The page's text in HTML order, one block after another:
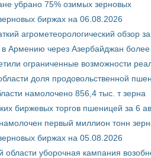
убрано 75% озимых зерновых
биржах на 06.08.2026
агрометеорологический обзор
Армению через Азербайджан более
ограниченные возможности
доля продовольственной
намолочено 856,4 тыс. т зерна
биржевых торгов пшеницей за 6
первый миллион тонн
биржах на 05.08.2026
области уборочная кампания